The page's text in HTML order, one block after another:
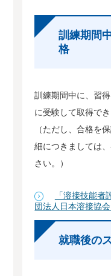
訓練期間
格
訓練期間中に、習
に受験して取得で
（ただし、合格を
細につきましては
さい。）
「溶接技能
団法人日本溶接協会
就職後の